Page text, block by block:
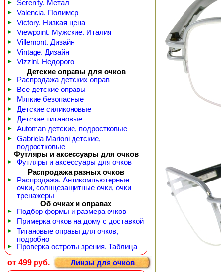
► Serenity. Метал
► Valencia. Полимер
► Victory. Низкая цена
► Viewpoint. Мужские. Италия
► Villemont. Дизайн
► Vintage. Дизайн
►
Vizzini. Недорого
Детские оправы для очков
► Распродажа детских оправ
► Все детские оправы
► Мягкие безопасные
► Детские силиконовые
► Детские титановые
► Automan детские, подростковые
►
Gabriela Marioni детские,
подростковые
Футляры и аксессуары для очков
►
Футляры и аксессуары для очков
Распродажа разных очков
►
Распродажа. Антикомпьютерные
очки, солнцезащитные очки, очки
тренажеры
Об очках и оправах
► Подбор формы и размера очков
► Примерка очков на дому с доставкой
►
Титановые оправы для очков,
подробно
► Проверка остроты зрения. Таблица
от 499 руб.
Линзы для очков